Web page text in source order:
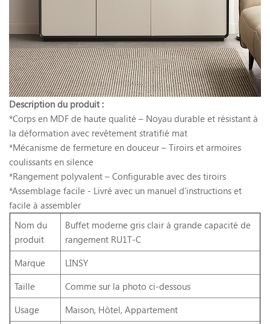
Description du produit :
*Corps en MDF de haute qualité – Noyau durable et résistant à
la déformation avec revêtement stratifié mat
*Mécanisme de fermeture en douceur – Tiroirs et armoires
coulissants en silence
*Rangement polyvalent – Configurable avec des tiroirs
*Assemblage facile - Livré avec un manuel d'instructions et
facile à assembler
Nom du
produit
Buffet moderne gris clair à grande capacité de
rangement RU1T-C
Marque
LINSY
Taille
Comme sur la photo ci-dessous
Usage
Maison, Hôtel, Appartement